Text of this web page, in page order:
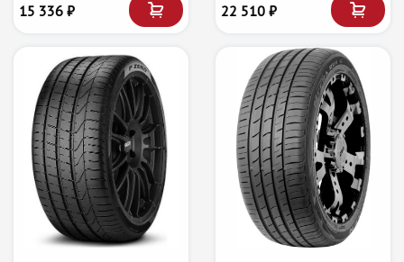
15 336 ₽ 22 510 ₽